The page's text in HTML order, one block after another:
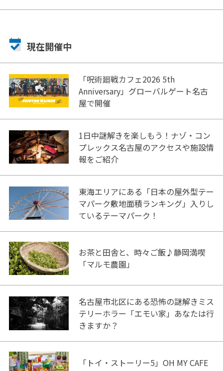
現在開催中
「呪術廻戦カフェ2026 5th
Anniversary」グローバルゲート名古
屋で開催
1日中謎解きを楽しもう！ナゾ・コン
プレックス名古屋のアクセスや施設情
報をご紹介
東海エリアにある「日本の屋外型テー
マパーク敷地面積ランキング」入りし
ているテーマパーク！
お茶と田舎と、時々ご飯♪静岡満喫
「マルモ農園」
名古屋市北区にある恐怖の謎解きミス
テリーホラー「エモい家」あなたは行
きますか？
「トイ・ストーリー5」OH MY CAFE